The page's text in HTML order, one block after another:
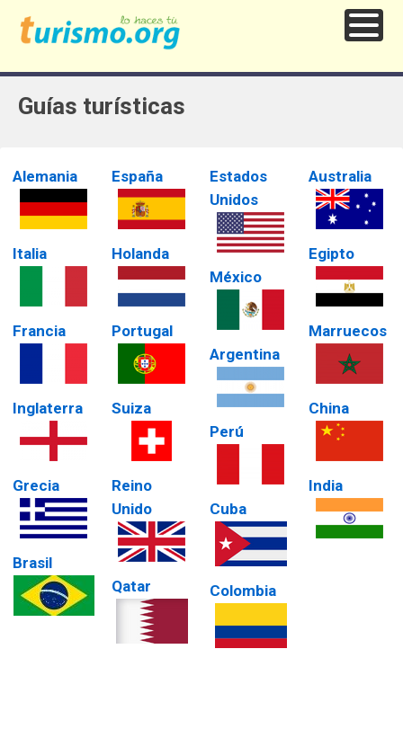
Guías turísticas
Alemania
Italia
Francia
Inglaterra
Grecia
Brasil
España
Holanda
Portugal
Suiza
Reino
Unido
Qatar
Estados
Unidos
México
Argentina
Perú
Cuba
Colombia
Australia
Egipto
Marruecos
China
India